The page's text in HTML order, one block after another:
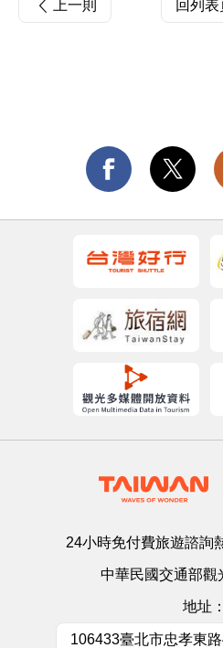
上一則 回列表
24小時免付費旅遊諮詢
中華民國交通部觀
地址：
106433臺北市忠孝東